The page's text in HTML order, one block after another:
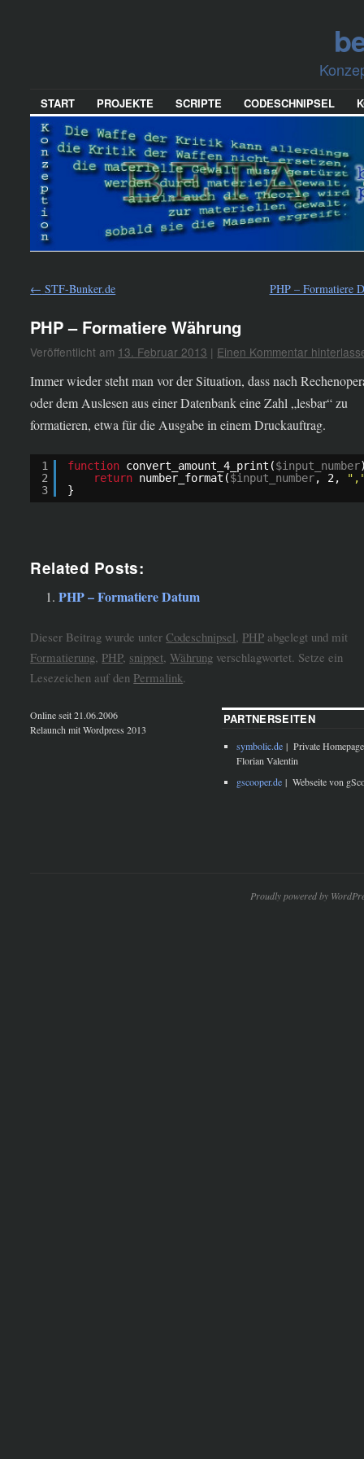
START PROJEKTE SCRIPTE CODESCHNIPSEL
← STF-Bunker.de PHP – Formatiere
PHP – Formatiere Währung
Veröffentlicht am 13. Februar 2013 | Einen Kommentar
Immer wieder steht man vor der Situation, dass nach
oder dem Auslesen aus einer Datenbank eine Zahl „lesbar“ zu
formatieren, etwa für die Ausgabe in einem Druckauftrag.
1
2
3
function convert_amount_4_print($input_number
return number_format($input_number, 2,
}
Related Posts:
PHP – Formatiere Datum
Dieser Beitrag wurde unterCodeschnipsel, PHP abgelegt und mit
Formatierung, PHP, snippet,Währung verschlagwortet. Setze ein
Lesezeichen auf den Permalink.
Online seit 21.06.2006
Relaunch mit Wordpress 2013
PARTNERSEITEN
symbolic.de| Private
Florian Valentin
gscooper.de| Webseite von
Proudly powered by